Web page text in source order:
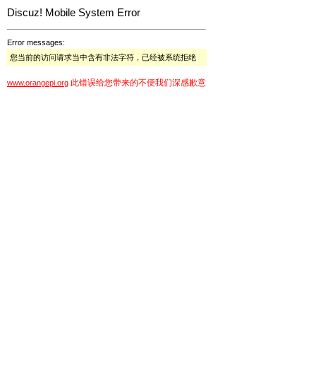
Discuz! Mobile System Error
Error messages:
您当前的访问请求当中含有非法字符，已经被系统拒绝
www.orangepi.org 此错误给您带来的不便我们深感歉意